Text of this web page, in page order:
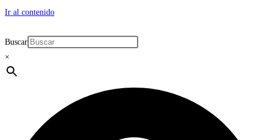
Ir al contenido
Buscar
×